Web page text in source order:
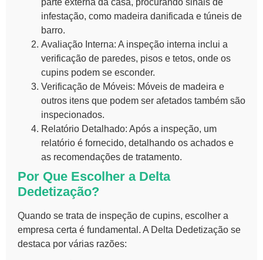
infestação, como madeira danificada e túneis de
barro.
Avaliação Interna: A inspeção interna inclui a
verificação de paredes, pisos e tetos, onde os
cupins podem se esconder.
Verificação de Móveis: Móveis de madeira e
outros itens que podem ser afetados também são
inspecionados.
Relatório Detalhado: Após a inspeção, um
relatório é fornecido, detalhando os achados e
as recomendações de tratamento.
Por Que Escolher a Delta
Dedetização?
Quando se trata de inspeção de cupins, escolher a
empresa certa é fundamental. A Delta Dedetização se
destaca por várias razões: